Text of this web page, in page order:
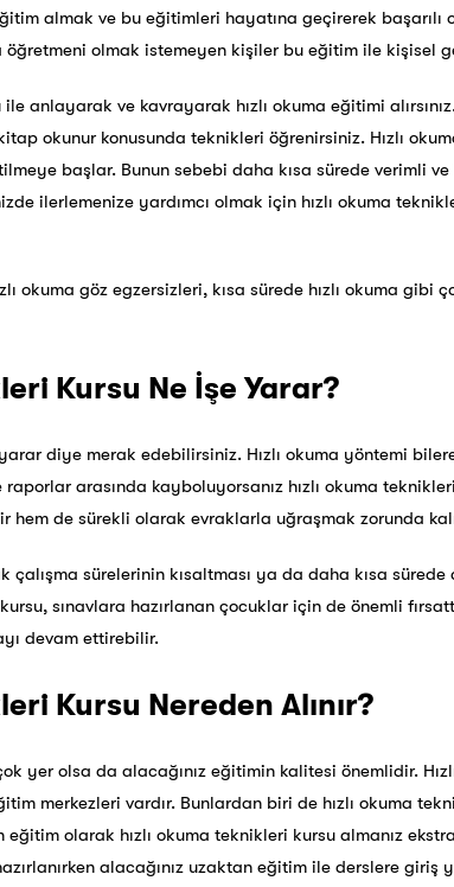
almak ve bu eğitimleri hayatına geçirerek başarılı
öğretmeni olmak istemeyen kişiler bu eğitim ile kişisel
anlayarak ve kavrayarak hızlı okuma eğitimi
okunur konusunda teknikleri öğrenirsiniz. Hızlı
başlar. Bunun sebebi daha kısa sürede verimli
ilerlemenize yardımcı olmak için hızlı okuma
okuma göz egzersizleri, kısa sürede hızlı okuma
Kursu Ne İşe Yarar?
diye merak edebilirsiniz. Hızlı okuma yöntemi
raporlar arasında kayboluyorsanız hızlı okuma
hem de sürekli olarak evraklarla uğraşmak zorunda
çalışma sürelerinin kısaltması ya da daha kısa
sınavlara hazırlanan çocuklar için de önemli
devam ettirebilir.
Kursu Nereden Alınır?
yer olsa da alacağınız eğitimin kalitesi önemlidir.
merkezleri vardır. Bunlardan biri de hızlı okuma
eğitim olarak hızlı okuma teknikleri kursu almanız
alacağınız uzaktan eğitim ile derslere